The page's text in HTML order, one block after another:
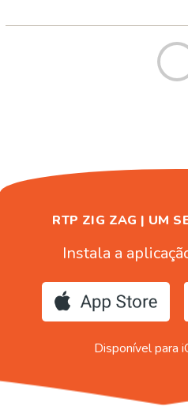
RTP ZIG ZAG | UM
Instala a
Disponível para